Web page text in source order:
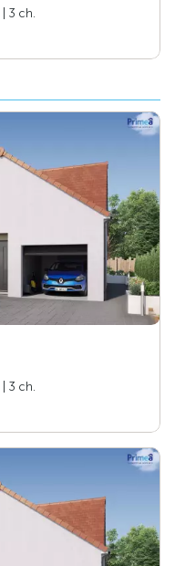
| 3 ch.
| 3 ch.